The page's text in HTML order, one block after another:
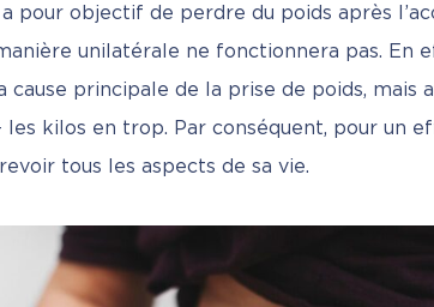
pour objectif de perdre du poids après
unilatérale ne fonctionnera pas. En
cause principale de la prise de poids, mais
les kilos en trop. Par conséquent, pour un
tous les aspects de sa vie.